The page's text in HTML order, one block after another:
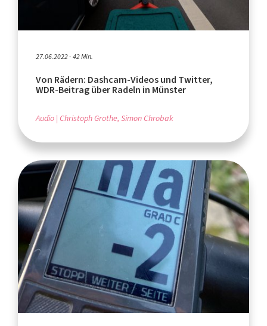
27.06.2022 - 42 Min.
Von Rädern: Dashcam-Videos und Twitter,
WDR-Beitrag über Radeln in Münster
Audio Christoph Grothe, Simon Chrobak